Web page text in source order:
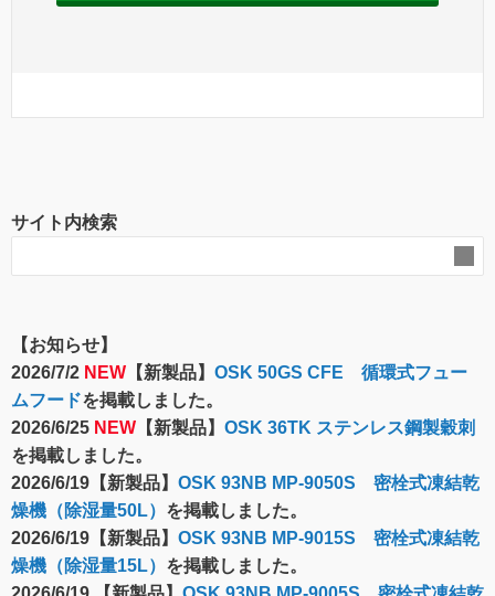
サイト内検索
【お知らせ】
2026/7/2 NEW 【新製品】 OSK 50GS CFE 循環式フュー
ムフードを掲載しました。
2026/6/25 NEW 【新製品】 OSK 36TK ステンレス鋼製穀刺
を掲載しました。
2026/6/19【新製品】 OSK 93NB MP-9050S 密栓式凍結乾
燥機（除湿量50L） を掲載しました。
2026/6/19【新製品】 OSK 93NB MP-9015S 密栓式凍結乾
燥機（除湿量15L） を掲載しました。